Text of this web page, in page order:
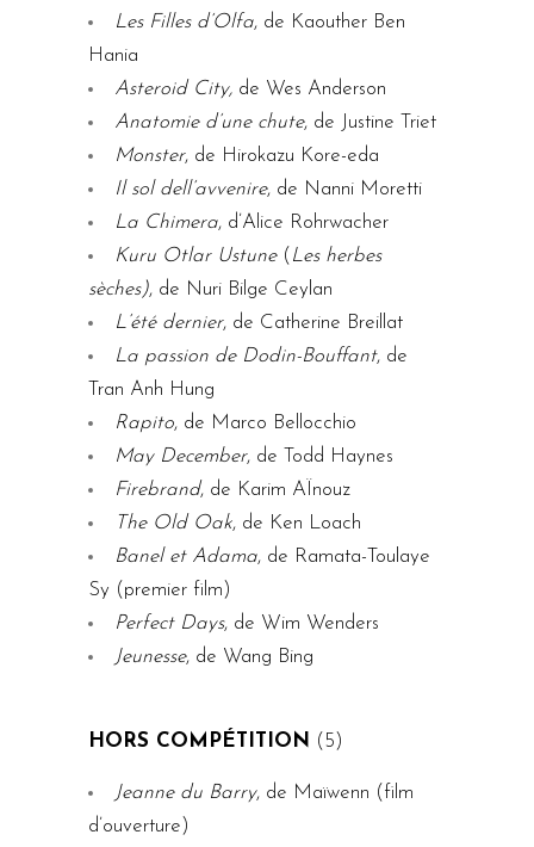
Les Filles d’Olfa, de Kaouther Ben
Hania
Asteroid City, de Wes Anderson
Anatomie d’une chute, de Justine Triet
Monster, de Hirokazu Kore-eda
Il sol dell’avvenire, de Nanni Moretti
La Chimera, d’Alice Rohrwacher
Kuru Otlar Ustune( Les herbes
sèches), de Nuri Bilge Ceylan
L’été dernier, de Catherine Breillat
La passion de Dodin-Bouffant, de
Tran Anh Hung
Rapito, de Marco Bellocchio
May December, de Todd Haynes
Firebrand, de Karim AÏnouz
The Old Oak, de Ken Loach
Banel et Adama, de Ramata-Toulaye
Sy (premier film)
Perfect Days, de Wim Wenders
Jeunesse, de Wang Bing
HORS COMPÉTITION (5)
Jeanne du Barry, de Maïwenn (film
d’ouverture)